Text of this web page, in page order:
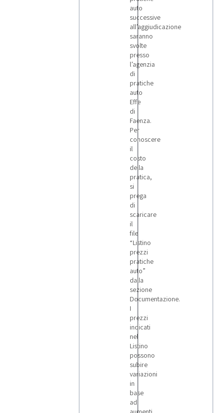
auto
successive
all’aggiudicazione
saranno
svolte
presso
l’agenzia
di
pratiche
auto
Effe
di
Faenza.
Per
conoscere
il
costo
della
pratica,
si
prega
di
scaricare
il
file
“Listino
prezzi
pratiche
auto”
dalla
sezione
Documentazione.
I
prezzi
indicati
nel
Listino
possono
subire
variazioni
in
base
ad